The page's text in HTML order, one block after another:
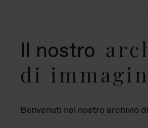
Il nostro
di
Benvenuti nel nostro archivio